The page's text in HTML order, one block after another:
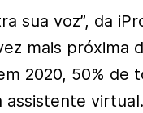
sua voz”, da
mais próxima
2020, 50% de